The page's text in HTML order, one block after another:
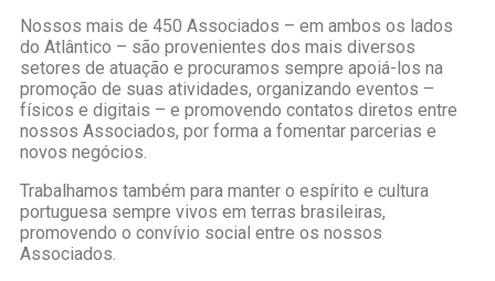
Nossos mais de 450 Associados – em ambos os lados
do Atlântico – são provenientes dos mais diversos
setores de atuação e procuramos sempre apoiá-los na
promoção de suas atividades, organizando eventos –
físicos e digitais – e promovendo contatos diretos entre
nossos Associados, por forma a fomentar parcerias e
novos negócios.
Trabalhamos também para manter o espírito e cultura
portuguesa sempre vivos em terras brasileiras,
promovendo o convívio social entre os nossos
Associados.